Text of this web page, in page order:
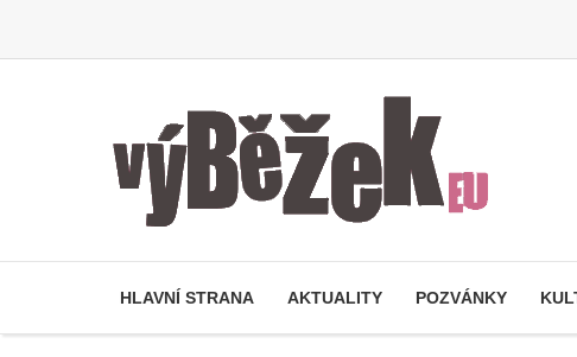
HLAVNÍ STRANA AKTUALITY POZVÁNKY